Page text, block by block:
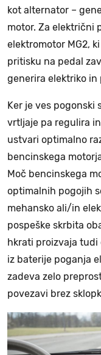
kot alternator –
motor. Za električni
elektromotor MG2,
pritisku na pedal
generira elektriko
Ker je ves pogonski
vrtljaje pa regulira
ustvari optimalno
bencinskega
Moč bencinskega
optimalnih pogojih
mehansko ali/in
pospeške skrbita
hkrati proizvaja tudi
iz baterije poganja
zadeva zelo
povezavi brez